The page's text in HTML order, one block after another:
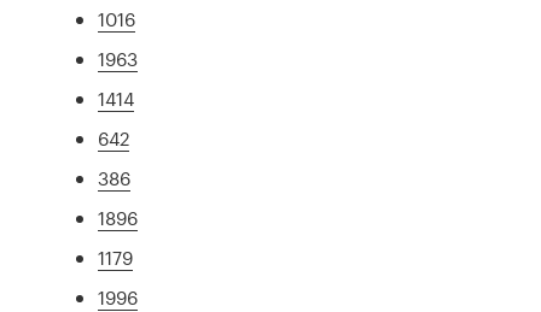
1016
1963
1414
642
386
1896
1179
1996